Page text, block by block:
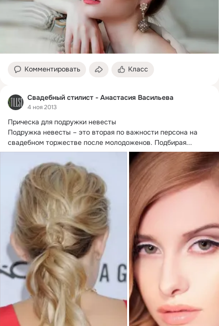
Комментировать Класс
Свадебный стилист - Анастасия Васильева
4 ноя 2013
Прическа для подружки невесты
Подружка невесты – это вторая по важности персона на
свадебном торжестве после молодоженов. Подбирая...